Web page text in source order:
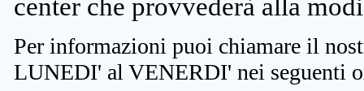
center che provvederà alla
Per informazioni puoi chiamare il
LUNEDI' al VENERDI' nei seguenti